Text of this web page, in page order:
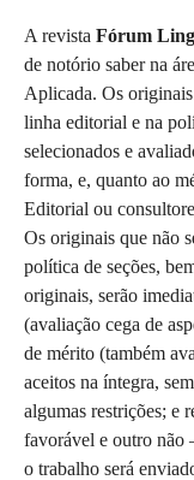
A revista Fórum
de notório saber na
Aplicada. Os
linha editorial e na
selecionados e
forma, e, quanto ao
Editorial ou
Os originais que não
política de seções,
originais, serão
(avaliação cega de
de mérito (também
aceitos na íntegra,
algumas restrições; e
favorável e outro não
o trabalho será